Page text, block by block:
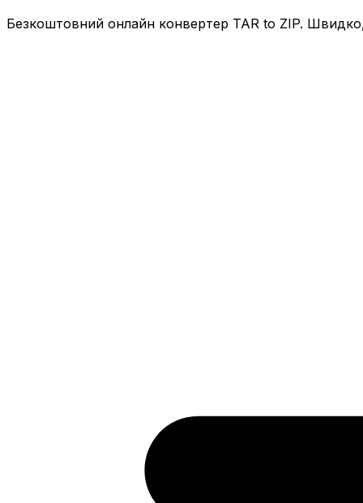
Безкоштовний онлайн конвертер TAR to ZIP. Швидко,